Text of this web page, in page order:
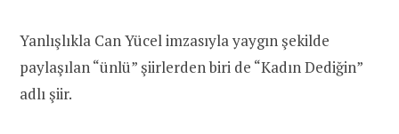
Yanlışlıkla Can Yücel imzasıyla yaygın şekilde
paylaşılan “ünlü” şiirlerden biri de “Kadın Dediğin”
adlı şiir.